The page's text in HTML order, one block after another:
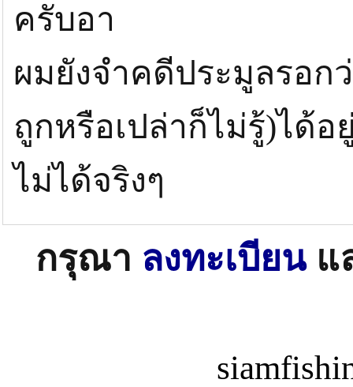
ครับอา
ผมยังจำคดีประมูลรอ
ถูกหรือเปล่าก็ไม่รู้)ได้
ไม่ได้จริงๆ
กรุณา ลงทะเบียนแ